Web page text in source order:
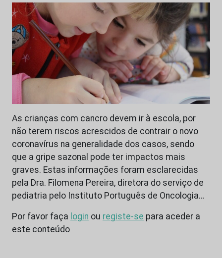
As crianças com cancro devem ir à escola, por
não terem riscos acrescidos de contrair o novo
coronavírus na generalidade dos casos, sendo
que a gripe sazonal pode ter impactos mais
graves. Estas informações foram esclarecidas
pela Dra. Filomena Pereira, diretora do serviço de
pediatria pelo Instituto Português de Oncologia…
Por favor faça login ou registe-se para aceder a
este conteúdo